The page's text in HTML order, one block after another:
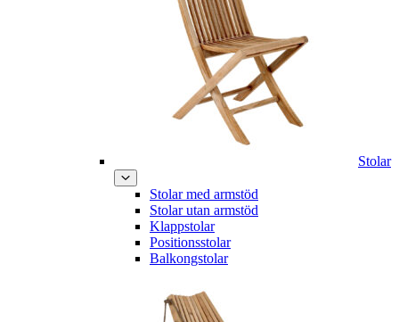
Stolar
Stolar med armstöd
Stolar utan armstöd
Klappstolar
Positionsstolar
Balkongstolar